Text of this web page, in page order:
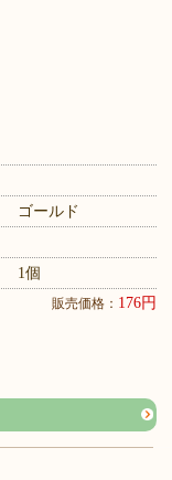
ゴールド
1個
販売価格： 176円